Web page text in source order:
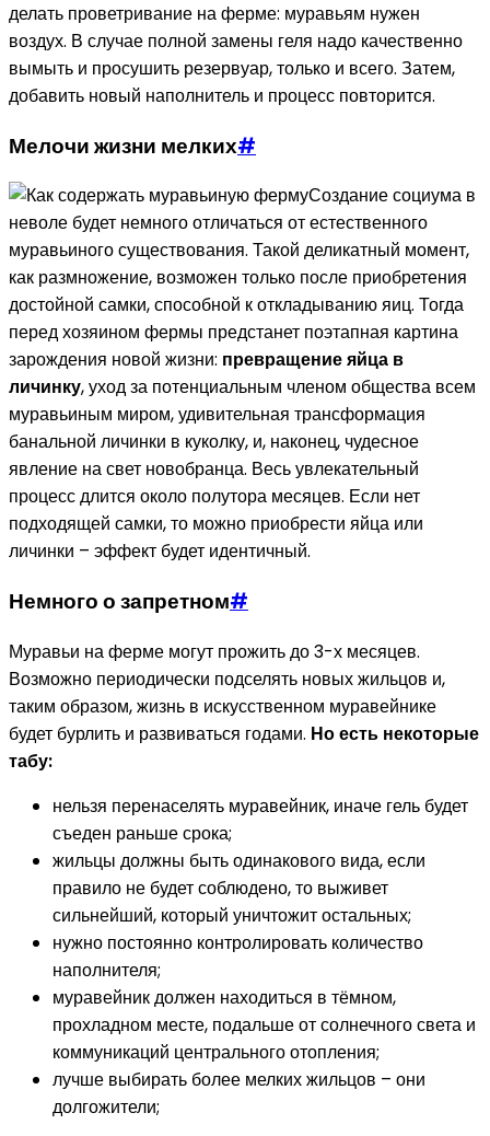
делать проветривание на ферме: муравьям нужен
воздух. В случае полной замены геля надо качественно
вымыть и просушить резервуар, только и всего. Затем,
добавить новый наполнитель и процесс повторится.
Мелочи жизни мелких#
Создание социума в
неволе будет немного отличаться от естественного
муравьиного существования. Такой деликатный момент,
как размножение, возможен только после приобретения
достойной самки, способной к откладыванию яиц. Тогда
перед хозяином фермы предстанет поэтапная картина
зарождения новой жизни: превращение яйца в
личинку, уход за потенциальным членом общества всем
муравьиным миром, удивительная трансформация
банальной личинки в куколку, и, наконец, чудесное
явление на свет новобранца. Весь увлекательный
процесс длится около полутора месяцев. Если нет
подходящей самки, то можно приобрести яйца или
личинки – эффект будет идентичный.
Немного о запретном#
Муравьи на ферме могут прожить до 3-х месяцев.
Возможно периодически подселять новых жильцов и,
таким образом, жизнь в искусственном муравейнике
будет бурлить и развиваться годами. Но есть некоторые
табу:
нельзя перенаселять муравейник, иначе гель будет
съеден раньше срока;
жильцы должны быть одинакового вида, если
правило не будет соблюдено, то выживет
сильнейший, который уничтожит остальных;
нужно постоянно контролировать количество
наполнителя;
муравейник должен находиться в тёмном,
прохладном месте, подальше от солнечного света и
коммуникаций центрального отопления;
лучше выбирать более мелких жильцов – они
долгожители;